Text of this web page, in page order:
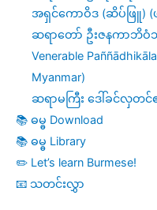
အရှင်ကောဝိဒ (ဆိပ်ဖြူ) (
ဆရာတော် ဦးဇနကာဘိဝံ
Venerable
Myanmar)
ဆရာမကြီး ဒေါ်ခင်လှတင်
📚 ဓမ္ဓ Download
📚 ဓမ္ဓ Library
✏️ Let’s learn Burmese!
📧 သတင်းလွှာ